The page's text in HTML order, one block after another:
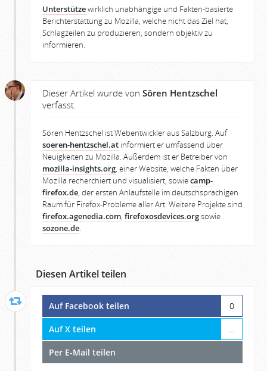
Unterstützewirklich unabhängige und Fakten-basierte
Berichterstattung zu Mozilla, welche nicht das Ziel hat,
Schlagzeilen zu produzieren, sondern objektiv zu
informieren.
Dieser Artikel wurde von Sören Hentzschel
verfasst.
Sören Hentzschel ist Webentwickler aus Salzburg. Auf
soeren-hentzschel.at informiert er umfassend über
Neuigkeiten zu Mozilla. Außerdem ist er Betreiber von
mozilla-insights.org, einer Website, welche Fakten über
Mozilla recherchiert und visualisiert, sowiecamp-
firefox.de, der ersten Anlaufstelle im deutschsprachigen
Raum für Firefox-Probleme aller Art. Weitere Projekte sind
firefox.agenedia.com, firefoxosdevices.orgsowie
sozone.de.
Diesen Artikel teilen
Auf Facebook teilen 0
Auf X teilen …
Per E-Mail teilen